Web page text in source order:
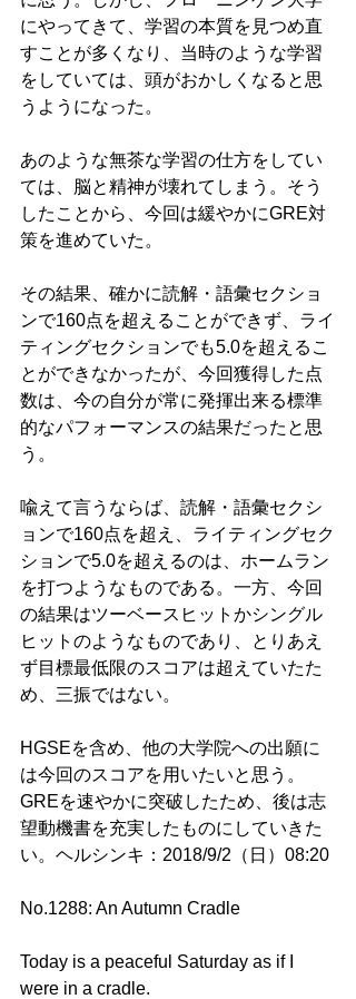
にやってきて、学習の本質を見つめ直
すことが多くなり、当時のような学習
をしていては、頭がおかしくなると思
うようになった。
あのような無茶な学習の仕方をしてい
ては、脳と精神が壊れてしまう。そう
したことから、今回は緩やかにGRE対
策を進めていた。
その結果、確かに読解・語彙セクショ
ンで160点を超えることができず、ライ
ティングセクションでも5.0を超えるこ
とができなかったが、今回獲得した点
数は、今の自分が常に発揮出来る標準
的なパフォーマンスの結果だったと思
う。
喩えて言うならば、読解・語彙セクシ
ョンで160点を超え、ライティングセク
ションで5.0を超えるのは、ホームラン
を打つようなものである。一方、今回
の結果はツーベースヒットかシングル
ヒットのようなものであり、とりあえ
ず目標最低限のスコアは超えていたた
め、三振ではない。
HGSEを含め、他の大学院への出願に
は今回のスコアを用いたいと思う。
GREを速やかに突破したため、後は志
望動機書を充実したものにしていきた
い。ヘルシンキ：2018/9/2（日）08:20
No.1288: An Autumn Cradle
Today is a peaceful Saturday as if I
were in a cradle.